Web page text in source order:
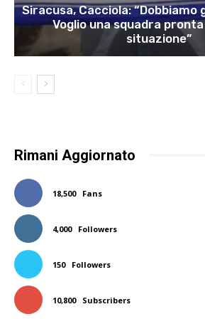
Siracusa, Cacciola: “Dobbiamo
Voglio una squadra
situazione”
Rimani Aggiornato
18,500 Fans
4,000 Followers
150 Followers
10,800 Subscribers